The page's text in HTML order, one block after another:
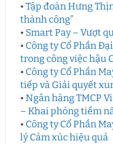
• Tập đoàn Hưng
thành công”
• Smart Pay – Vượt
• Công ty Cổ Phần
trong công việc hậu
• Công ty Cổ Phần
tiếp và Giải quyết
• Ngân hàng TMCP
– Khai phóng tiềm
• Công ty Cổ Phần
lý Cảm xúc hiệu quả